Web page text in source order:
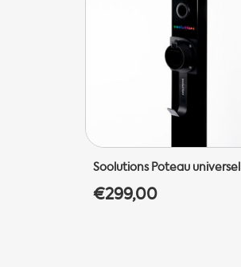
Soolutions Poteau universel
€299,00